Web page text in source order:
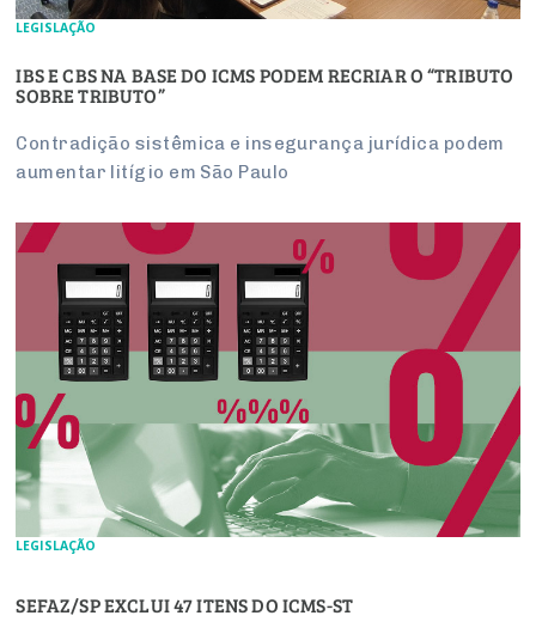
LEGISLAÇÃO
IBS E CBS NA BASE DO ICMS PODEM RECRIAR O “TRIBUTO
SOBRE TRIBUTO”
Contradição sistêmica e insegurança jurídica podem
aumentar litígio em São Paulo
LEGISLAÇÃO
SEFAZ/SP EXCLUI 47 ITENS DO ICMS-ST